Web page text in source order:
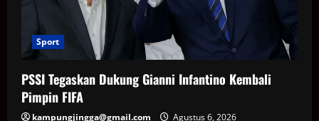
Sport
PSSI Tegaskan Dukung Gianni Infantino Kembali
Pimpin FIFA
kampungjingga@gmail.com Agustus 6, 2026